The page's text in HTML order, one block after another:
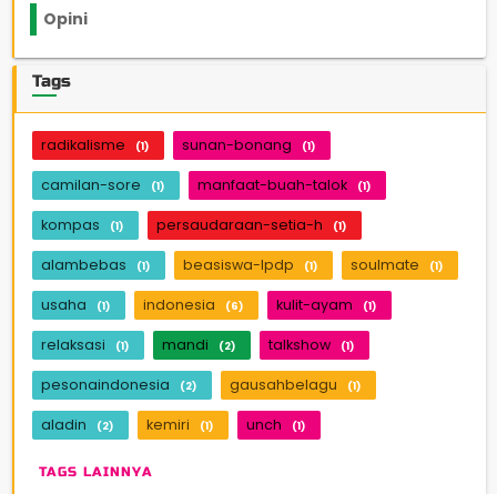
Opini
Tags
radikalisme (1) sunan-bonang (1)
camilan-sore (1) manfaat-buah-talok (1)
kompas (1) persaudaraan-setia-h (1)
alambebas (1) beasiswa-lpdp (1) soulmate (1)
usaha (1) indonesia (6) kulit-ayam (1)
relaksasi (1) mandi (2) talkshow (1)
pesonaindonesia (2) gausahbelagu (1)
aladin (2) kemiri (1) unch (1)
TAGS LAINNYA